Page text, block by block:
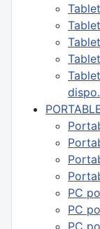
PC
PC
PC